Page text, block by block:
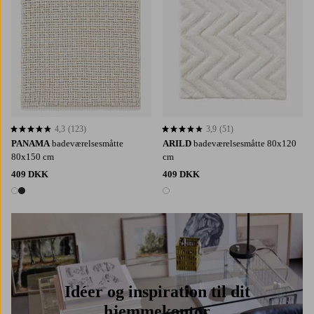
PANAMA badeværelsesmåtte
80x150 cm
409 DKK
2 farver
4,3 baseret på 123 bedømmelser
4,3 (123)
ARILD badeværelsesmåtte 80x120
cm
409 DKK
1 farve
3,9 baseret på 51 bedømmelser
3,9 (51)
Idéer og inspiration til dit